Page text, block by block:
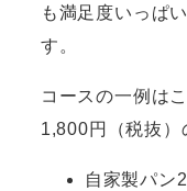
も満足度いっぱ
す。
コースの一例はこ
1,800円（税抜）
自家製パン